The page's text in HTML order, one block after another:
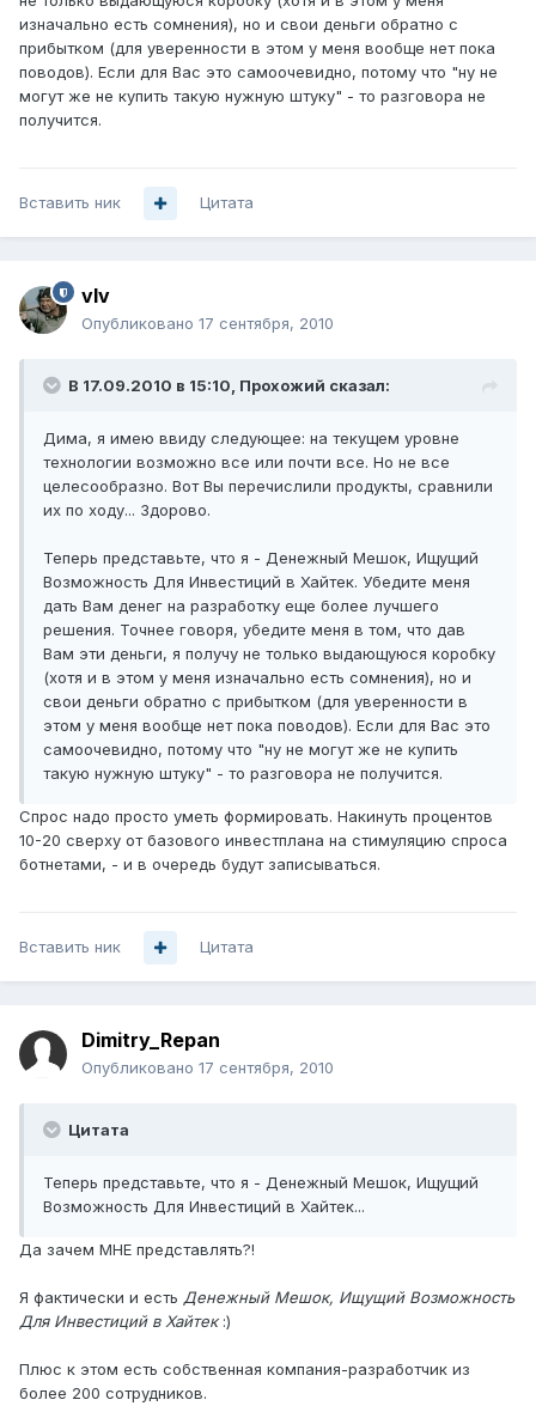
изначально есть сомнения), но и свои деньги обратно с
прибытком (для уверенности в этом у меня вообще нет пока
поводов). Если для Вас это самоочевидно, потому что "ну не
могут же не купить такую нужную штуку" - то разговора не
получится.
Вставить ник Цитата
vIv
Опубликовано 17 сентября, 2010
В 17.09.2010 в 15:10, Прохожий сказал:
Дима, я имею ввиду следующее: на текущем уровне
технологии возможно все или почти все. Но не все
целесообразно. Вот Вы перечислили продукты, сравнили
их по ходу... Здорово.
Теперь представьте, что я - Денежный Мешок, Ищущий
Возможность Для Инвестиций в Хайтек. Убедите меня
дать Вам денег на разработку еще более лучшего
решения. Точнее говоря, убедите меня в том, что дав
Вам эти деньги, я получу не только выдающуюся коробку
(хотя и в этом у меня изначально есть сомнения), но и
свои деньги обратно с прибытком (для уверенности в
этом у меня вообще нет пока поводов). Если для Вас это
самоочевидно, потому что "ну не могут же не купить
такую нужную штуку" - то разговора не получится.
Спрос надо просто уметь формировать. Накинуть процентов
10-20 сверху от базового инвестплана на стимуляцию спроса
ботнетами, - и в очередь будут записываться.
Вставить ник Цитата
Dimitry_Repan
Опубликовано 17 сентября, 2010
Цитата
Теперь представьте, что я - Денежный Мешок, Ищущий
Возможность Для Инвестиций в Хайтек...
Да зачем МНЕ представлять?!
Я фактически и есть Денежный Мешок, Ищущий Возможность
Для Инвестиций в Хайтек:)
Плюс к этом есть собственная компания-разработчик из
более 200 сотрудников.